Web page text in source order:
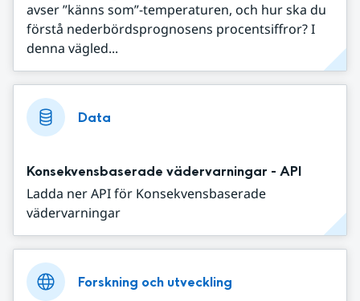
avser ”känns som”-temperaturen, och hur ska du
förstå nederbördsprognosens procentsiffror? I
denna vägled...
Data
Konsekvensbaserade vädervarningar - API
Ladda ner API för Konsekvensbaserade
vädervarningar
Forskning och utveckling